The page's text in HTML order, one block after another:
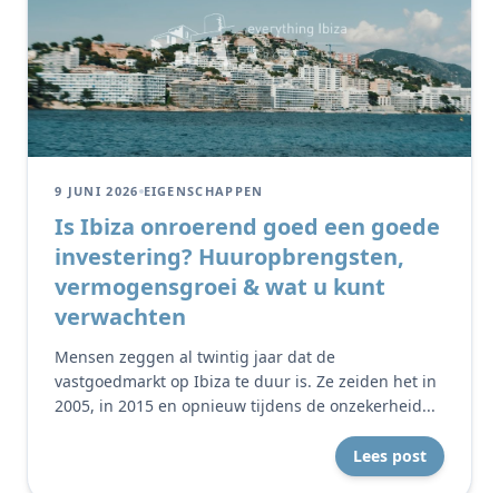
9 JUNI 2026 EIGENSCHAPPEN
Is Ibiza onroerend goed een goede
investering? Huuropbrengsten,
vermogensgroei & wat u kunt
verwachten
Mensen zeggen al twintig jaar dat de
vastgoedmarkt op Ibiza te duur is. Ze zeiden het in
2005, in 2015 en opnieuw tijdens de onzekerheid...
Lees post